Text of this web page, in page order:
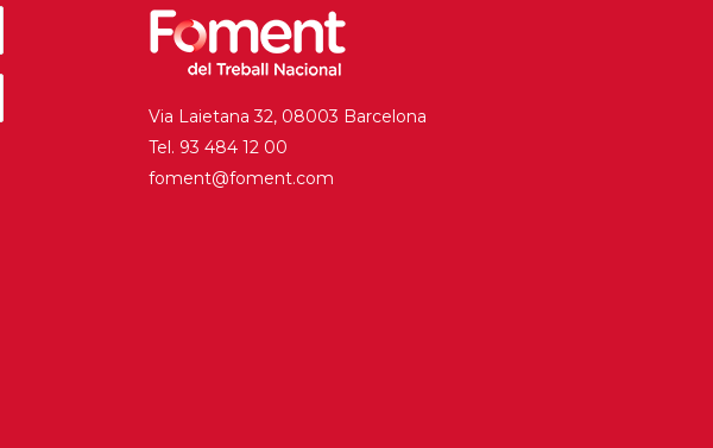
Via Laietana 32, 08003 Barcelona
Tel. 93 484 12 00
foment@foment.com